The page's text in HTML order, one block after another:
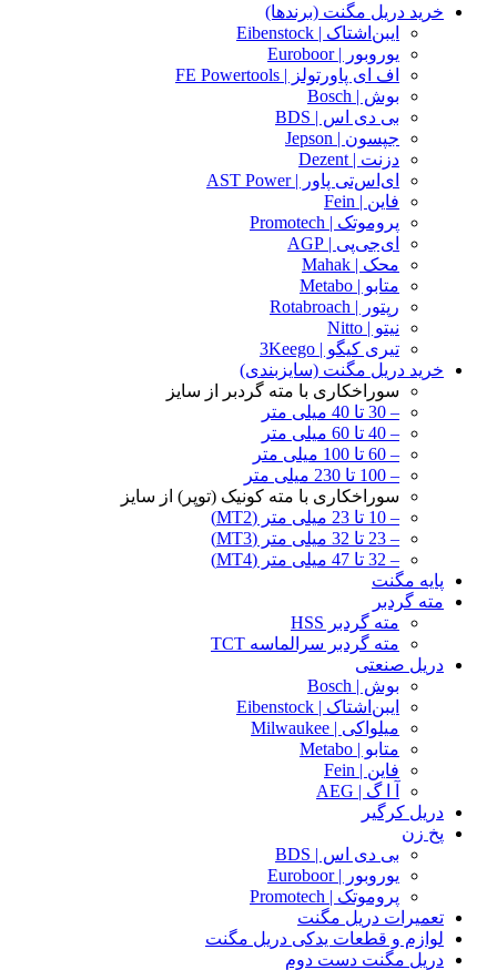
خرید دریل مگنت (برندها)
ایبن‌اشتاک | Eibenstock
یوروبور | Euroboor
اف ای پاورتولز | FE Powertools
بوش | Bosch
بی دی اس | BDS
جپسون | Jepson
دزنت | Dezent
ای‌اس‌تی پاور | AST Power
فاین | Fein
پروموتک | Promotech
ای‌جی‌پی | AGP
محک | Mahak
متابو | Metabo
رپتور | Rotabroach
نیتو | Nitto
تیری کیگو | 3Keego
خرید دریل مگنت (سایزبندی)
سوراخکاری با مته گردبر از سایز
– 30 تا 40 میلی متر
– 40 تا 60 میلی متر
– 60 تا 100 میلی متر
– 100 تا 230 میلی متر
سوراخکاری با مته کونیک (توپر) از سایز
– 10 تا 23 میلی متر (MT2)
– 23 تا 32 میلی متر (MT3)
– 32 تا 47 میلی متر (MT4)
پایه مگنت
مته گردبر
مته گردبر HSS
مته گردبر سرالماسه TCT
دریل صنعتی
بوش | Bosch
ایبن‌اشتاک | Eibenstock
میلواکی | Milwaukee
متابو | Metabo
فاین | Fein
آ ا گ | AEG
دریل کرگیر
پخ زن
بی دی اس | BDS
یوروبور | Euroboor
پروموتک | Promotech
تعمیرات دریل مگنت
لوازم و قطعات یدکی دریل مگنت
دریل مگنت دست دوم